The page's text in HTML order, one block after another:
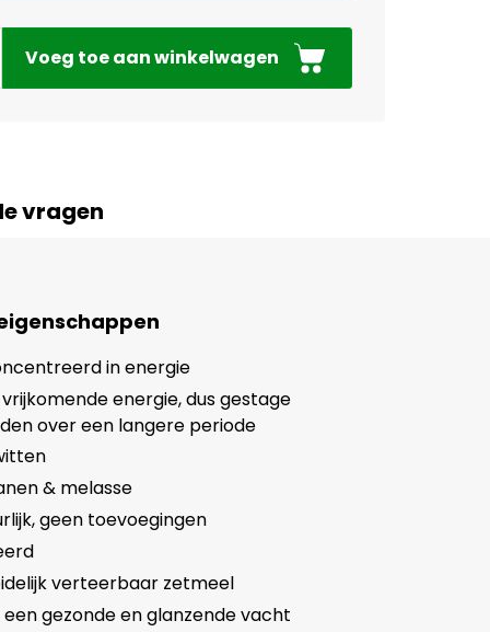
Voeg toe aan winkelwagen
vragen
in energie
energie, dus gestage
over een langere periode
& melasse
geen toevoegingen
verteerbaar zetmeel
gezonde en glanzende vacht